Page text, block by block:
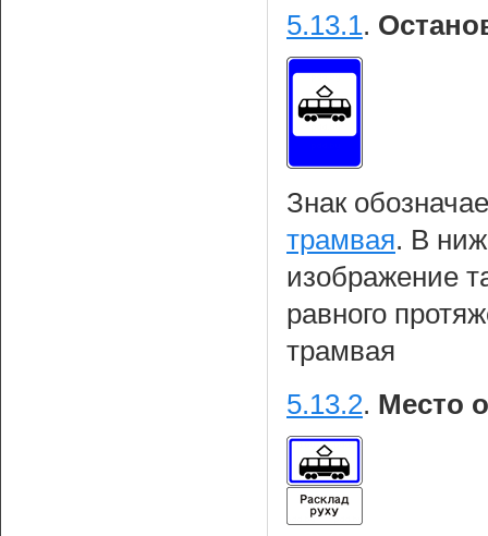
5.13.1.
Знак
трамвая. В
изображение
равного
трамвая
5.13.2. Место